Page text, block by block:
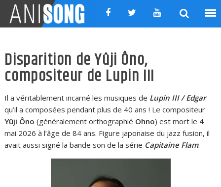
content
Disparition de Yûji Ôno,
compositeur de Lupin III
Il a véritablement incarné les musiques de Lupin III / Edgar
qu’il a composées pendant plus de 40 ans ! Le compositeur
Yûji Ôno (généralement orthographié Ohno) est mort le 4
mai 2026 à l’âge de 84 ans. Figure japonaise du jazz fusion, il
avait aussi signé la bande son de la série Capitaine Flam.